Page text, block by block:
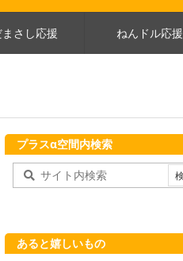
さし応援 ねんドル応援
プラスα空間内検索
あると嬉しいもの